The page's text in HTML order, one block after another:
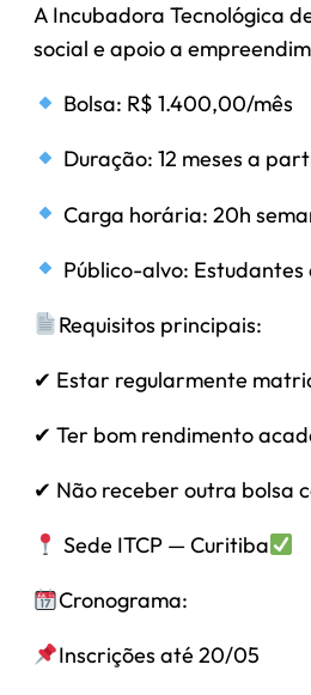
A Incubadora Tecnológica
social e apoio a
Bolsa: R$ 1.400,00/mês
Duração: 12 meses a
Carga horária: 20h
Público-alvo: Estudantes
Requisitos principais:
✔ Estar regularmente
✔ Ter bom rendimento
✔ Não receber outra bolsa
Sede ITCP — Curitiba
Cronograma:
Inscrições até 20/05